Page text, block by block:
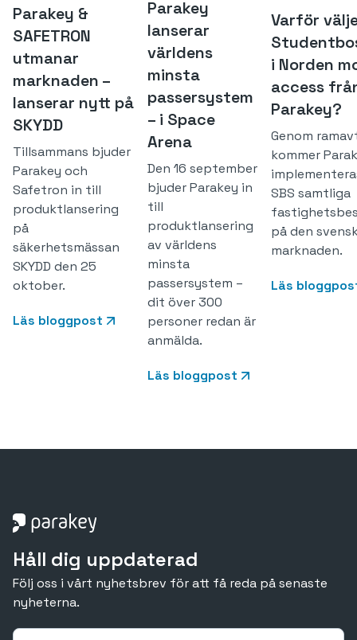
Parakey &
SAFETRON
utmanar
marknaden –
lanserar nytt på
SKYDD
Tillsammans bjuder
Parakey och
Safetron in till
produktlansering
på
säkerhetsmässan
SKYDD den 25
oktober.
Läs bloggpost
Parakey
lanserar
världens
minsta
passersystem
– i Space
Arena
Den 16 september
bjuder Parakey in
till
produktlansering
av världens
minsta
passersystem –
dit över 300
personer redan är
anmälda.
Läs bloggpost
Varför
i Norden
access
Parakey?
Genom
kommer
SBS samtliga
på den
marknaden.
Läs
Håll dig uppdaterad
Följ oss i vårt nyhetsbrev för att få reda på senaste
nyheterna.